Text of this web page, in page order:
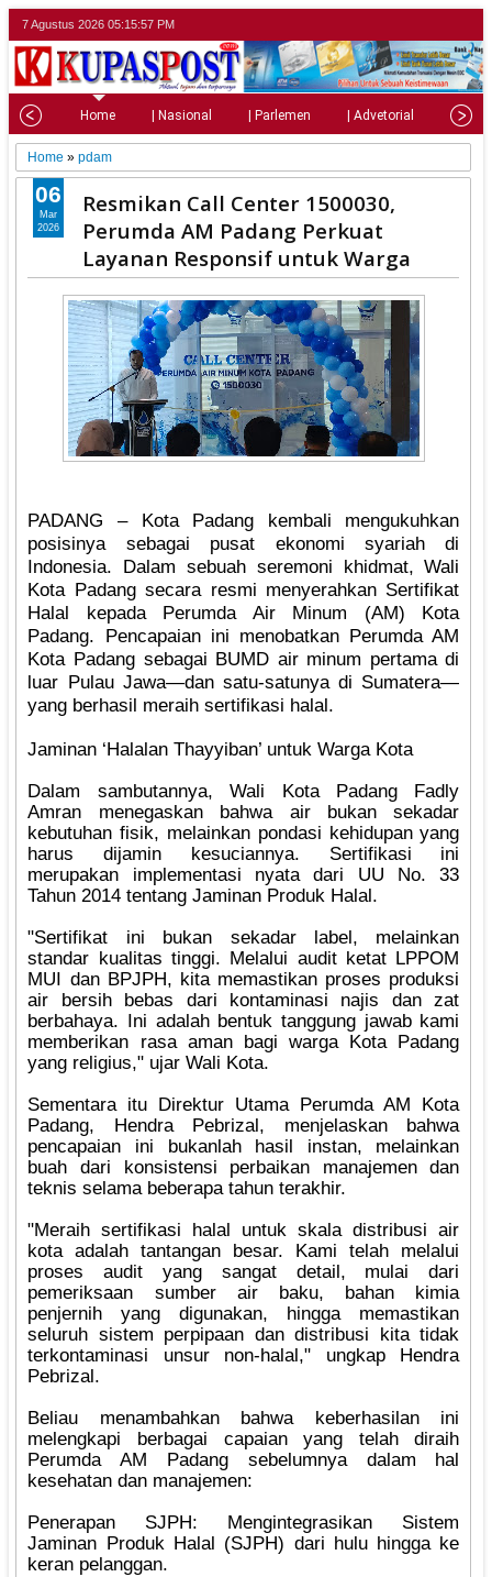
7 Agustus 2026 05:15:58 PM
Home | Nasional | Parlemen | Advetorial |
Home »pdam
Resmikan Call Center 1500030,
Perumda AM Padang Perkuat
Layanan Responsif untuk Warga
‎PADANG – Kota Padang kembali mengukuhkan
posisinya sebagai pusat ekonomi syariah di
Indonesia. Dalam sebuah seremoni khidmat, Wali
Kota Padang secara resmi menyerahkan Sertifikat
Halal kepada Perumda Air Minum (AM) Kota
Padang. Pencapaian ini menobatkan Perumda AM
Kota Padang sebagai BUMD air minum pertama di
luar Pulau Jawa—dan satu-satunya di Sumatera—
yang berhasil meraih sertifikasi halal.
‎Jaminan ‘Halalan Thayyiban’ untuk Warga Kota
‎Dalam sambutannya, Wali Kota Padang Fadly
Amran menegaskan bahwa air bukan sekadar
kebutuhan fisik, melainkan pondasi kehidupan yang
harus dijamin kesuciannya. Sertifikasi ini
merupakan implementasi nyata dari UU No. 33
Tahun 2014 tentang Jaminan Produk Halal.
‎"Sertifikat ini bukan sekadar label, melainkan
standar kualitas tinggi. Melalui audit ketat LPPOM
MUI dan BPJPH, kita memastikan proses produksi
air bersih bebas dari kontaminasi najis dan zat
berbahaya. Ini adalah bentuk tanggung jawab kami
memberikan rasa aman bagi warga Kota Padang
yang religius," ujar Wali Kota.
‎Sementara itu Direktur Utama Perumda AM Kota
Padang, Hendra Pebrizal, menjelaskan bahwa
pencapaian ini bukanlah hasil instan, melainkan
buah dari konsistensi perbaikan manajemen dan
teknis selama beberapa tahun terakhir.
‎"Meraih sertifikasi halal untuk skala distribusi air
kota adalah tantangan besar. Kami telah melalui
proses audit yang sangat detail, mulai dari
pemeriksaan sumber air baku, bahan kimia
penjernih yang digunakan, hingga memastikan
seluruh sistem perpipaan dan distribusi kita tidak
terkontaminasi unsur non-halal," ungkap Hendra
Pebrizal.
‎Beliau menambahkan bahwa keberhasilan ini
melengkapi berbagai capaian yang telah diraih
Perumda AM Padang sebelumnya dalam hal
kesehatan dan manajemen:
‎Penerapan SJPH: Mengintegrasikan Sistem
Jaminan Produk Halal (SJPH) dari hulu hingga ke
keran pelanggan.
06
Mar
2026